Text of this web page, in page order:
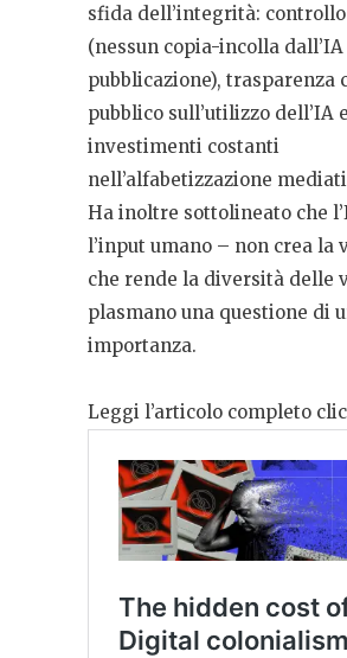
sfida dell’integrità:
(nessun copia-incolla
pubblicazione), trasparenza
pubblico sull’utilizzo dell’IA e
investimenti costanti
nell’alfabetizzazione
Ha inoltre sottolineato che
l’input umano – non crea la
che rende la diversità delle
plasmano una questione di
importanza.
Leggi l’articolo completo